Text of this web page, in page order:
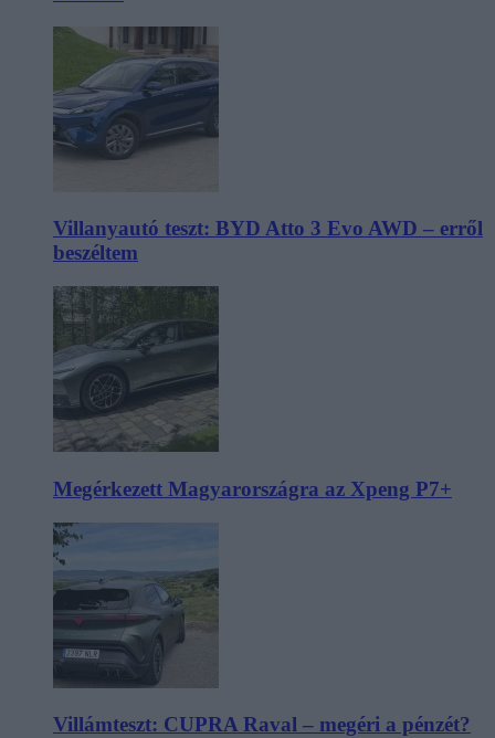
Villanyautó teszt: BYD Atto 3 Evo AWD – erről
beszéltem
Megérkezett Magyarországra az Xpeng P7+
Villámteszt: CUPRA Raval – megéri a pénzét?